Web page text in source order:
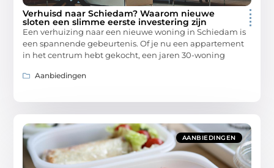
Verhuisd naar Schiedam? Waarom nieuwe
sloten een slimme eerste investering zijn
Een verhuizing naar een nieuwe woning in Schiedam is
een spannende gebeurtenis. Of je nu een appartement
in het centrum hebt gekocht, een jaren 30-woning
Aanbiedingen
AANBIEDINGEN